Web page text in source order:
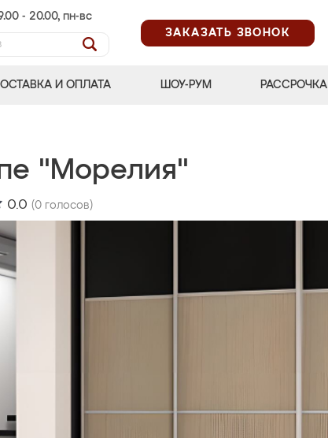
- 20.00, пн-вс
ЗАКАЗАТЬ ЗВОНОК
И ОПЛАТА ШОУ-РУМ РАССРОЧКА
"Морелия"
0.0 (0 голосов)